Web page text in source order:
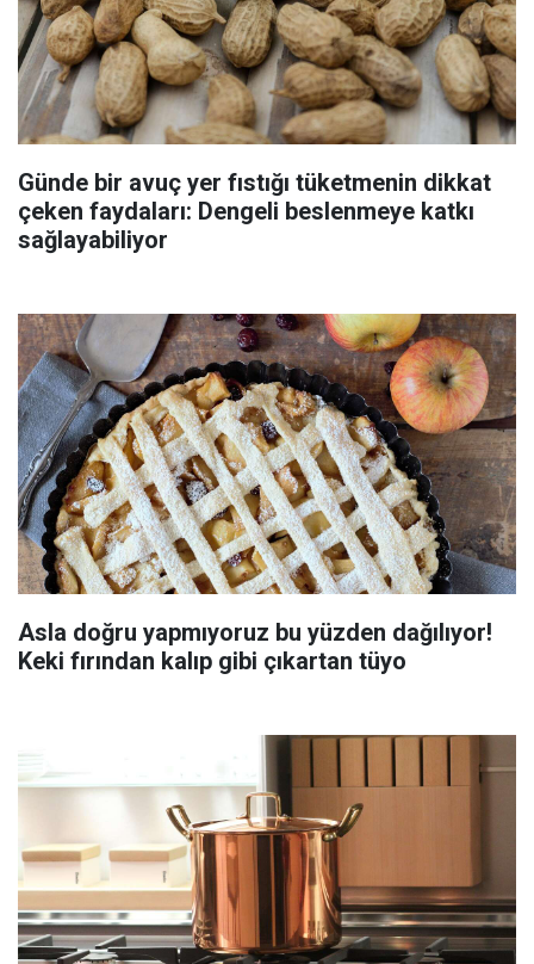
Günde bir avuç yer fıstığı tüketmenin dikkat
çeken faydaları: Dengeli beslenmeye katkı
sağlayabiliyor
Asla doğru yapmıyoruz bu yüzden dağılıyor!
Keki fırından kalıp gibi çıkartan tüyo